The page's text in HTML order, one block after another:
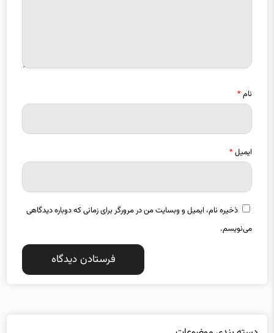
نام*
ایمیل*
ذخیره نام، ایمیل و وبسایت من در مرورگر برای زمانی که دوباره دیدگاهی
می‌نویسم.